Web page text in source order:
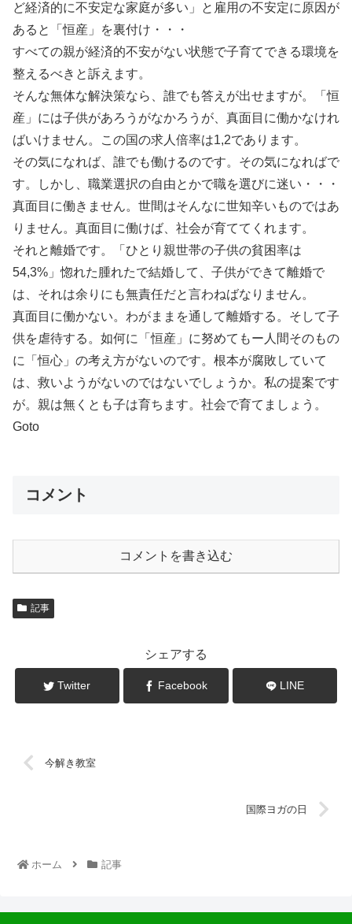
ど経済的に不安定な家庭が多い」と雇用の不安定に原因が
あると「恒産」を裏付け・・・
すべての親が経済的不安がない状態で子育てできる環境を
整えるべきと訴えます。
そんな無体な解決策なら、誰でも答えが出せますが。「恒
産」には子供があろうがなかろうが、真面目に働かなけれ
ばいけません。この国の求人倍率は1,2であります。
その気になれば、誰でも働けるのです。その気になればで
す。しかし、職業選択の自由とかで職を選びに迷い・・・
真面目に働きません。世間はそんなに世知辛いものではあ
りません。真面目に働けば、社会が育ててくれます。
それと離婚です。「ひとり親世帯の子供の貧困率は
54,3%」惚れた腫れたで結婚して、子供ができて離婚で
は、それは余りにも無責任だと言わねばなりません。
真面目に働かない。わがままを通して離婚する。そして子
供を虐待する。如何に「恒産」に努めてもー人間そのもの
に「恒心」の考え方がないのです。根本が腐敗していて
は、救いようがないのではないでしょうか。私の提案です
が。親は無くとも子は育ちます。社会で育てましょう。
Goto
コメント
コメントを書き込む
記事
シェアする
Twitter Facebook LINE
今解き教室
国際ヨガの日
ホーム 記事